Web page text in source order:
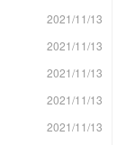
2021/11/13
2021/11/13
2021/11/13
2021/11/13
2021/11/13